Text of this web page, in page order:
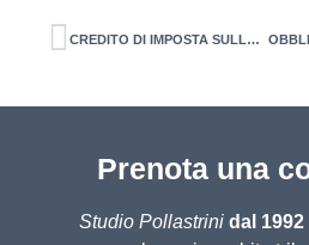
CREDITO DI IMPOSTA SULLE SPESE PUBBLICITARIE Imprese, professionisti ed enti non commerciali Spese sostenute e da sostenere nel 2020
Prenota una
Studio Pollastrini dal 1992